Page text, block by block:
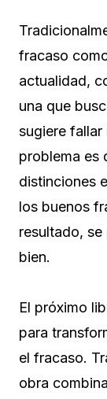
fracaso
actualidad,
una que
sugiere
problema es
distinciones
los buenos
resultado,
bien.
El próximo
para
el fracaso.
obra